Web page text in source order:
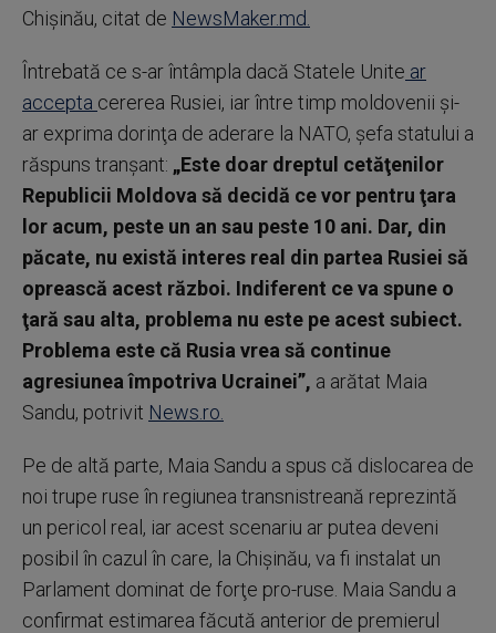
Chişinău, citat de NewsMaker.md.
Întrebată ce s-ar întâmpla dacă Statele Unite ar
accepta cererea Rusiei, iar între timp moldovenii şi-
ar exprima dorinţa de aderare la NATO, şefa statului a
răspuns tranşant: „Este doar dreptul cetăţenilor
Republicii Moldova să decidă ce vor pentru ţara
lor acum, peste un an sau peste 10 ani. Dar, din
păcate, nu există interes real din partea Rusiei să
oprească acest război. Indiferent ce va spune o
ţară sau alta, problema nu este pe acest subiect.
Problema este că Rusia vrea să continue
agresiunea împotriva Ucrainei”, a arătat Maia
Sandu, potrivit News.ro.
Pe de altă parte, Maia Sandu a spus că dislocarea de
noi trupe ruse în regiunea transnistreană reprezintă
un pericol real, iar acest scenariu ar putea deveni
posibil în cazul în care, la Chişinău, va fi instalat un
Parlament dominat de forţe pro-ruse. Maia Sandu a
confirmat estimarea făcută anterior de premierul